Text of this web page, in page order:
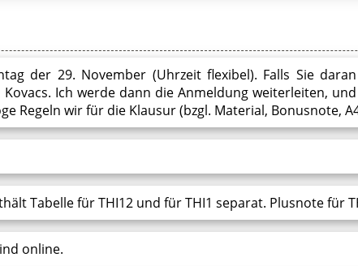
der 29. November (Uhrzeit flexibel). Falls Sie
Ich werde dann die Anmeldung weiterleiten,
Regeln wir für die Klausur (bzgl. Material, Bonusnote,
Tabelle für THI12 und für THI1 separat. Plusnote für
online.